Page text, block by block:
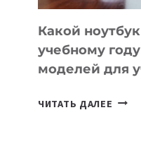
КОДА
Какой
учебному
моделей для
ЧИТАТЬ ДАЛЕЕ КАКОЙ